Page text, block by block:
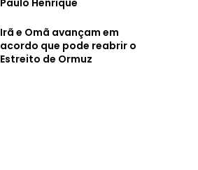
Irã e Omã avançam em
acordo que pode reabrir o
Estreito de Ormuz